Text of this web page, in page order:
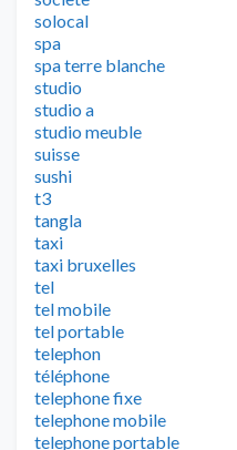
solocal
spa
spa terre blanche
studio
studio a
studio meuble
suisse
sushi
t3
tangla
taxi
taxi bruxelles
tel
tel mobile
tel portable
telephon
téléphone
telephone fixe
telephone mobile
telephone portable